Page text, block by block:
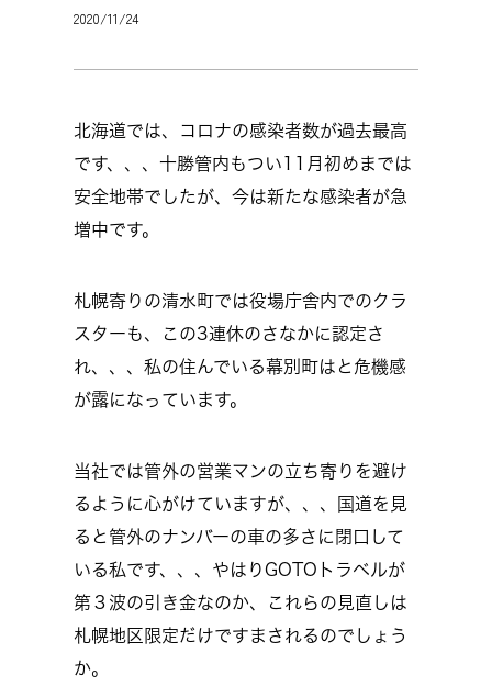
2020/11/24
北海道では、コロナの感染者数が過去最高
です、、、十勝管内もつい11月初めまでは
安全地帯でしたが、今は新たな感染者が急
増中です。
札幌寄りの清水町では役場庁舎内でのクラ
スターも、この3連休のさなかに認定さ
れ、、、私の住んでいる幕別町はと危機感
が露になっています。
当社では管外の営業マンの立ち寄りを避け
るように心がけていますが、、、国道を見
ると管外のナンバーの車の多さに閉口して
いる私です、、、やはりGOTOトラベルが
第３波の引き金なのか、これらの見直しは
札幌地区限定だけですまされるのでしょう
か。